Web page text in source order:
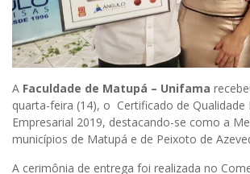
A Faculdade de Matupá – Unifama
quarta-feira (14), o Certificado de Qualidade
Empresarial 2019, destacando-se como a
municípios de Matupá e de Peixoto de
A cerimônia de entrega foi realizada no